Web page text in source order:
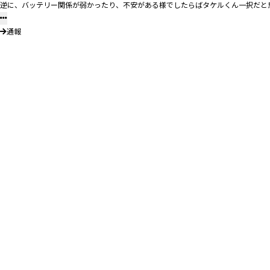
逆に、バッテリー関係が弱かったり、不安がある様でしたらばタケルくん一択だと
通報